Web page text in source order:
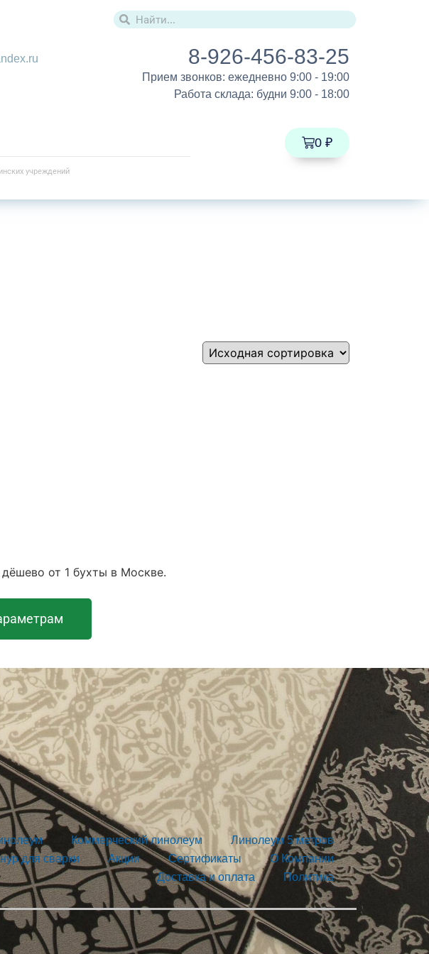
8-926-456-83-25
Прием звонков: ежедневно 9:00 - 19:00
Работа склада: будни 9:00 - 18:00
учреждений
0 ₽
от 1 бухты в Москве.
Коммерческий линолеум
Линолеум 5 метров
для сварки Акции Сертификаты
О Компании
Доставка и оплата
Политика